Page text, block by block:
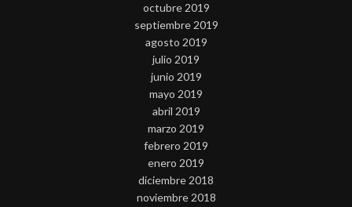
octubre 2019
septiembre 2019
agosto 2019
julio 2019
junio 2019
mayo 2019
abril 2019
marzo 2019
febrero 2019
enero 2019
diciembre 2018
noviembre 2018